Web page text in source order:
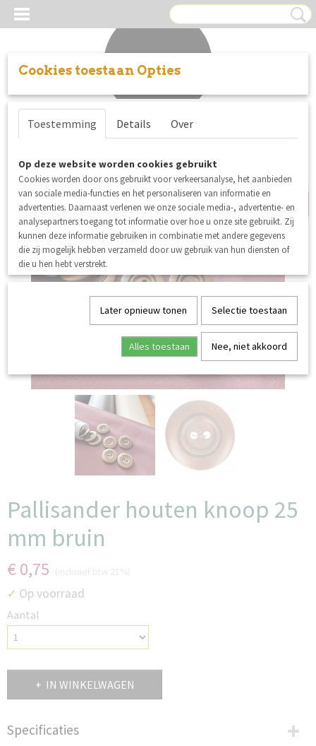
Inloggen Registreren
nieuw
Pallisander houten knoop 25
mm bruin
€ 0,75
✓ Op voorraad
Aantal
IN WINKELWAGEN
Specificaties
Cookies toestaan Opties
Toestemming Details Over
Op deze website worden cookies gebruikt
Cookies worden door ons gebruikt voor verkeersanalyse, het aanbieden
van sociale media-functies en het personaliseren van informatie en
advertenties. Daarnaast verlenen we onze sociale media-, advertentie- en
analysepartners toegang tot informatie over hoe u onze site gebruikt. Zij
kunnen deze informatie gebruiken in combinatie met andere gegevens
die zij mogelijk hebben verzameld door uw gebruik van hun diensten of
die u hen hebt verstrekt.
Later opnieuw tonen Selectie toestaan
Alles toestaan Nee, niet akkoord